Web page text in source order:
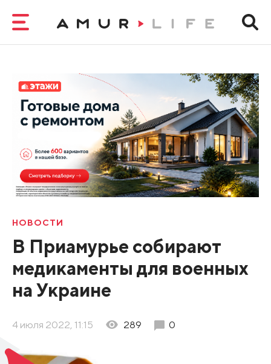
НОВОСТИ
В Приамурье собирают
медикаменты для военных
на Украине
4 июля 2022, 11:15 289 0